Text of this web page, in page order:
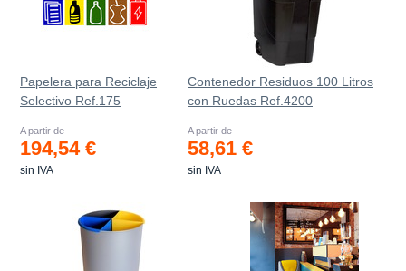
Papelera para Reciclaje
Selectivo Ref.175
A partir de
194,54 €
sin IVA
Contenedor Residuos 100 Litros
con Ruedas Ref.4200
A partir de
58,61 €
sin IVA